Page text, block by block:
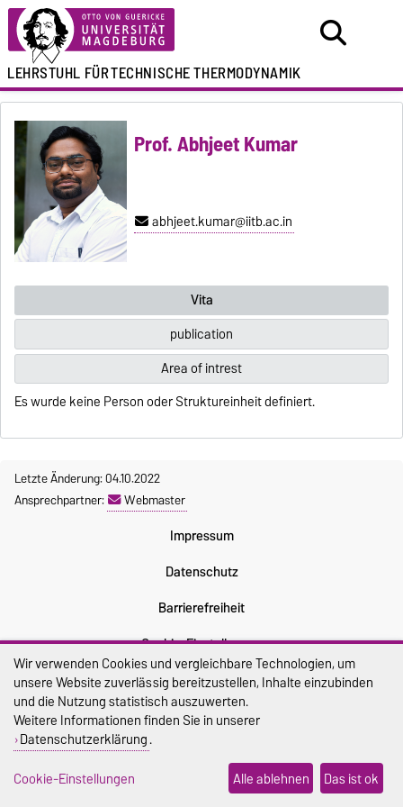
LEHRSTUHL FÜRTECHNISCHE THERMODYNAMIK
Prof. Abhijeet Kumar
abhijeet.kumar@iitb.ac.in
Vita
publication
Area of intrest
Es wurde keine Person oder Struktureinheit definiert.
Letzte Änderung: 04.10.2022
Ansprechpartner:
Webmaster
Impressum
Datenschutz
Barrierefreiheit
Cookie-Einstellungen
Sitemap
Wir verwenden Cookies und vergleichbare Technologien, um
unsere Website zuverlässig bereitzustellen, Inhalte einzubinden
und die Nutzung statistisch auszuwerten.
Weitere Informationen finden Sie in unserer
Datenschutzerklärung.
Cookie-Einstellungen
Alle ablehnen Das ist ok